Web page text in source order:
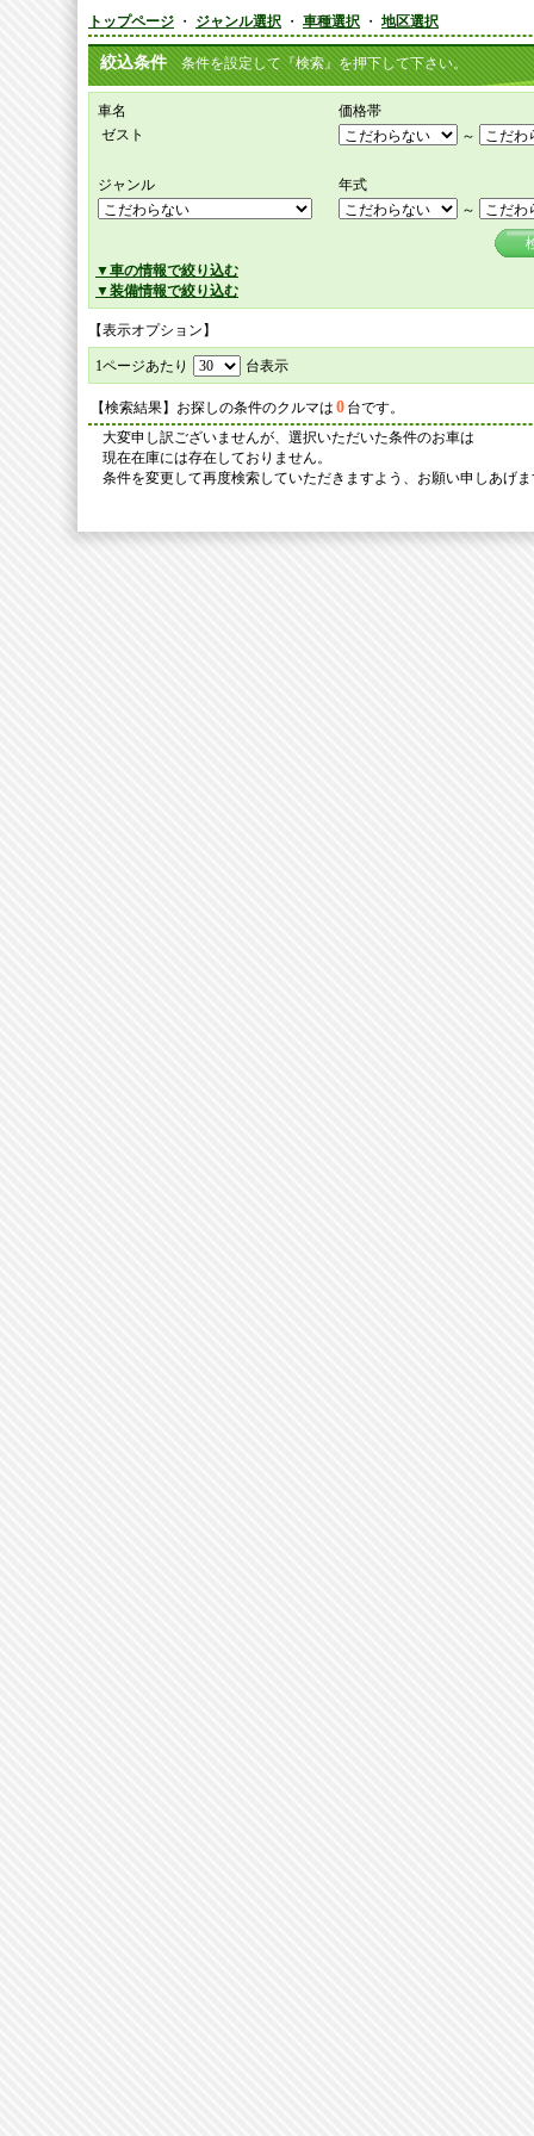
トップページ ・ ジャンル選択 ・ 車種選択 ・ 地区選択
絞込条件 条件を設定して『検索』を押下して下さい。
車名
価格帯
ゼスト
～
ジャンル
年式
～
▼車の情報で絞り込む
▼装備情報で絞り込む
【表示オプション】
1ページあたり 台表示
【検索結果】お探しの条件のクルマは 0 台です。
大変申し訳ございませんが、選択いただいた条件のお車は
現在在庫には存在しておりません。
条件を変更して再度検索していただきますよう、お願い申しあげ